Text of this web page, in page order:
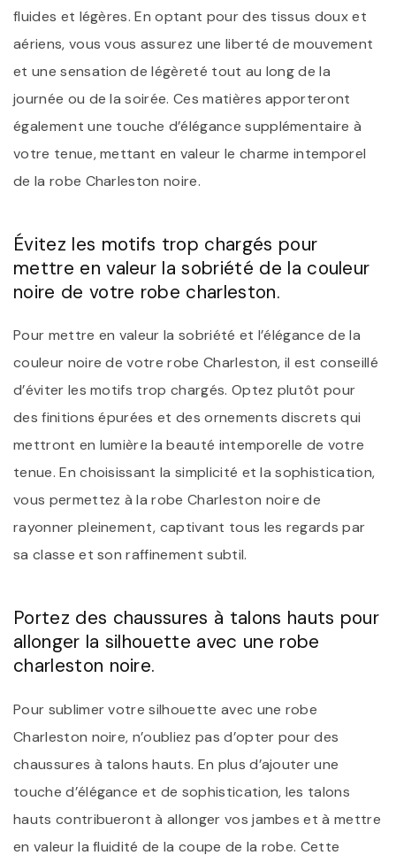
fluides et légères. En optant pour des tissus doux et
aériens, vous vous assurez une liberté de mouvement
et une sensation de légèreté tout au long de la
journée ou de la soirée. Ces matières apporteront
également une touche d’élégance supplémentaire à
votre tenue, mettant en valeur le charme intemporel
de la robe Charleston noire.
Évitez les motifs trop chargés pour
mettre en valeur la sobriété de la couleur
noire de votre robe charleston.
Pour mettre en valeur la sobriété et l’élégance de la
couleur noire de votre robe Charleston, il est conseillé
d’éviter les motifs trop chargés. Optez plutôt pour
des finitions épurées et des ornements discrets qui
mettront en lumière la beauté intemporelle de votre
tenue. En choisissant la simplicité et la sophistication,
vous permettez à la robe Charleston noire de
rayonner pleinement, captivant tous les regards par
sa classe et son raffinement subtil.
Portez des chaussures à talons hauts pour
allonger la silhouette avec une robe
charleston noire.
Pour sublimer votre silhouette avec une robe
Charleston noire, n’oubliez pas d’opter pour des
chaussures à talons hauts. En plus d’ajouter une
touche d’élégance et de sophistication, les talons
hauts contribueront à allonger vos jambes et à mettre
en valeur la fluidité de la coupe de la robe. Cette